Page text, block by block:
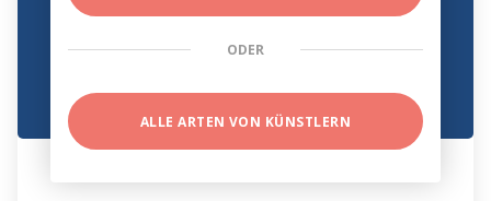
ODER
ALLE ARTEN VON KÜNSTLERN